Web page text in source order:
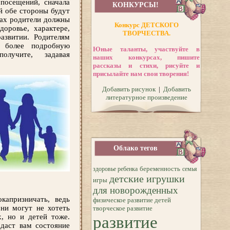
сначала
обе стороны будут
родители должны
характере,
Родителям
подробную
задавая
ведь
могут не хотеть
но и детей тоже.
вам состояние
КОНКУРСЫ!
Конкурс ДЕТСКОГО
ТВОРЧЕСТВА.
Юные таланты, участвуйте в
наших конкурсах, пишите
рассказы и стихи, рисуйте и
присылайте нам свои творения!
Добавить рисунок| Добавить
литературное произведение
Облако тегов
здоровье ребенка беременность семья
игры детские игрушки
для новорожденных
физическое развитие детей
творческое развитие
развитие